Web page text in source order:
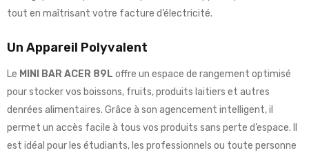
tout en maîtrisant votre facture d’électricité.
Un Appareil Polyvalent
Le MINI BAR ACER 89L offre un espace de rangement optimisé
pour stocker vos boissons, fruits, produits laitiers et autres
denrées alimentaires. Grâce à son agencement intelligent, il
permet un accès facile à tous vos produits sans perte d’espace. Il
est idéal pour les étudiants, les professionnels ou toute personne